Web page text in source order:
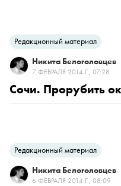
Редакционный материал
Никита Белоголовцев
7 ФЕВРАЛЯ 2014 Г., 07:28
Сочи. Прорубить
Редакционный материал
Никита Белоголовцев
6 ФЕВРАЛЯ 2014 Г., 08:09